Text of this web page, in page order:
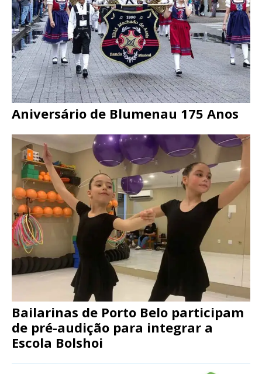
Aniversário de Blumenau 175 Anos
Bailarinas de Porto Belo participam
de pré-audição para integrar a
Escola Bolshoi